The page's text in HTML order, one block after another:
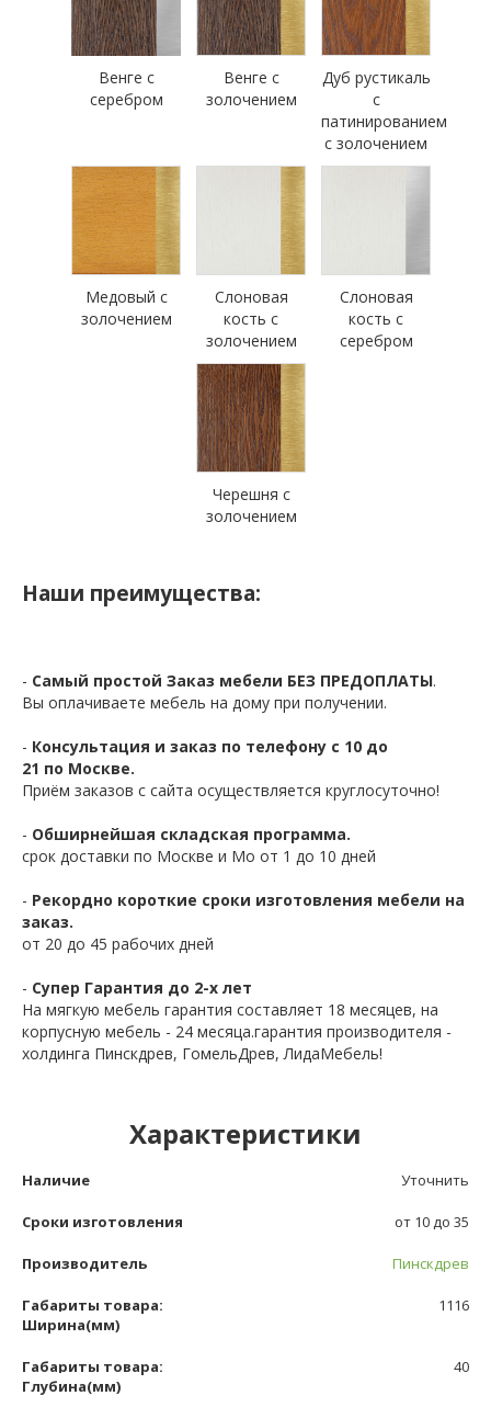
Венге с
серебром
Венге с
золочением
Дуб рустикаль
с
патинированием
с золочением
Медовый с
золочением
Слоновая
кость с
золочением
Слоновая
кость с
серебром
Черешня с
золочением
Наши преимущества:
- Самый простой Заказ мебели БЕЗ ПРЕДОПЛАТЫ.
Вы оплачиваете мебель на дому при получении.
- Консультация и заказ по телефону с 10 до
21 по Москве.
Приём заказов с сайта осуществляется круглосуточно!
- Обширнейшая складская программа.
срок доставки по Москве и Мо от 1 до 10 дней
- Рекордно короткие сроки изготовления мебели на
заказ.
от 20 до 45 рабочих дней
- Супер Гарантия до 2-х лет
На мягкую мебель гарантия составляет 18 месяцев, на
корпусную мебель - 24 месяца.гарантия производителя -
холдинга Пинскдрев, ГомельДрев, ЛидаМебель!
Характеристики
Наличие Уточнить
Сроки изготовления от 10 до 35
Производитель Пинскдрев
Габариты товара:
Ширина(мм)
1116
Габариты товара:
Глубина(мм)
40